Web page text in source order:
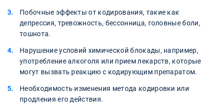
Побочные эффекты от кодирования, такие как
депрессия, тревожность, бессонница, головные боли,
тошнота.
Нарушение условий химической блокады, например,
употребление алкоголя или прием лекарств, которые
могут вызвать реакцию с кодирующим препаратом.
Необходимость изменения метода кодировки или
продления его действия.